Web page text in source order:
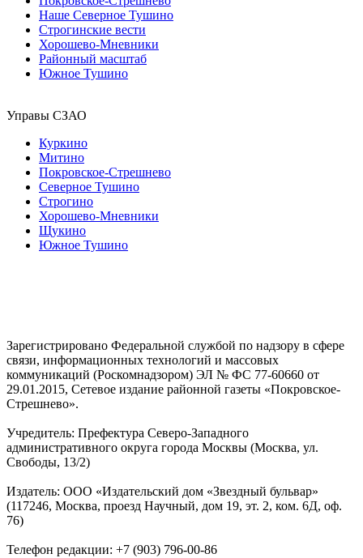
Наше Северное Тушино
Строгинские вести
Хорошево-Мневники
Районный масштаб
Южное Тушино
Управы СЗАО
Куркино
Митино
Покровское-Стрешнево
Северное Тушино
Строгино
Хорошево-Мневники
Щукино
Южное Тушино
Зарегистрировано Федеральной службой по надзору в сфере
связи, информационных технологий и массовых
коммуникаций (Роскомнадзором) ЭЛ № ФС 77-60660 от
29.01.2015, Сетевое издание районной газеты «Покровское-
Стрешнево».
Учредитель: Префектура Северо-Западного
административного округа города Москвы (Москва, ул.
Свободы, 13/2)
Издатель: ООО «Издательский дом «Звездный бульвар»
(117246, Москва, проезд Научный, дом 19, эт. 2, ком. 6Д, оф.
76)
Телефон редакции: +7 (903) 796-00-86